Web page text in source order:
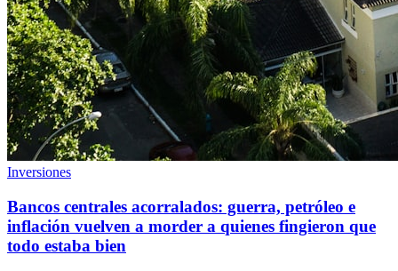
Inversiones
Bancos centrales acorralados: guerra, petróleo e
inflación vuelven a morder a quienes fingieron que
todo estaba bien